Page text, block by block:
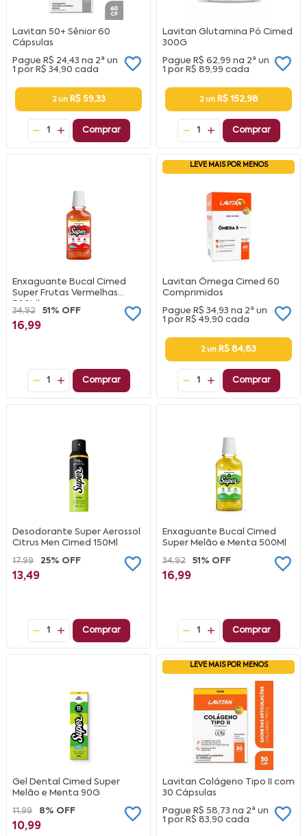
Lavitan 50+ Sênior 60
Cápsulas
Pague R$ 24,43 na 2ª un
1 por R$ 34,90 cada
2 un R$ 59,33
1 Comprar
Lavitan Glutamina Pó Cimed
300G
Pague R$ 62,99 na 2ª un
1 por R$ 89,99 cada
2 un R$ 152,98
1 Comprar
Enxaguante Bucal Cimed
Super Frutas Vermelhas
500Ml
34,92 51% OFF
16,99
1 Comprar
LEVE MAIS POR MENOS
Lavitan Ômega Cimed 60
Comprimidos
Pague R$ 34,93 na 2ª un
1 por R$ 49,90 cada
2 un R$ 84,83
1 Comprar
Desodorante Super Aerossol
Citrus Men Cimed 150Ml
17,99
25% OFF
13,49
1 Comprar
Enxaguante Bucal Cimed
Super Melão e Menta 500Ml
34,92
51% OFF
16,99
1 Comprar
Gel Dental Cimed Super
Melão e Menta 90G
11,99
8% OFF
10,99
LEVE MAIS POR MENOS
Lavitan Colágeno Tipo II com
30 Cápsulas
Pague R$ 58,73 na 2ª un
1 por R$ 83,90 cada